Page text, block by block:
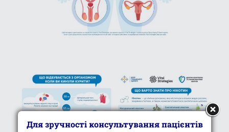
Для зручності консультування пацієнтів